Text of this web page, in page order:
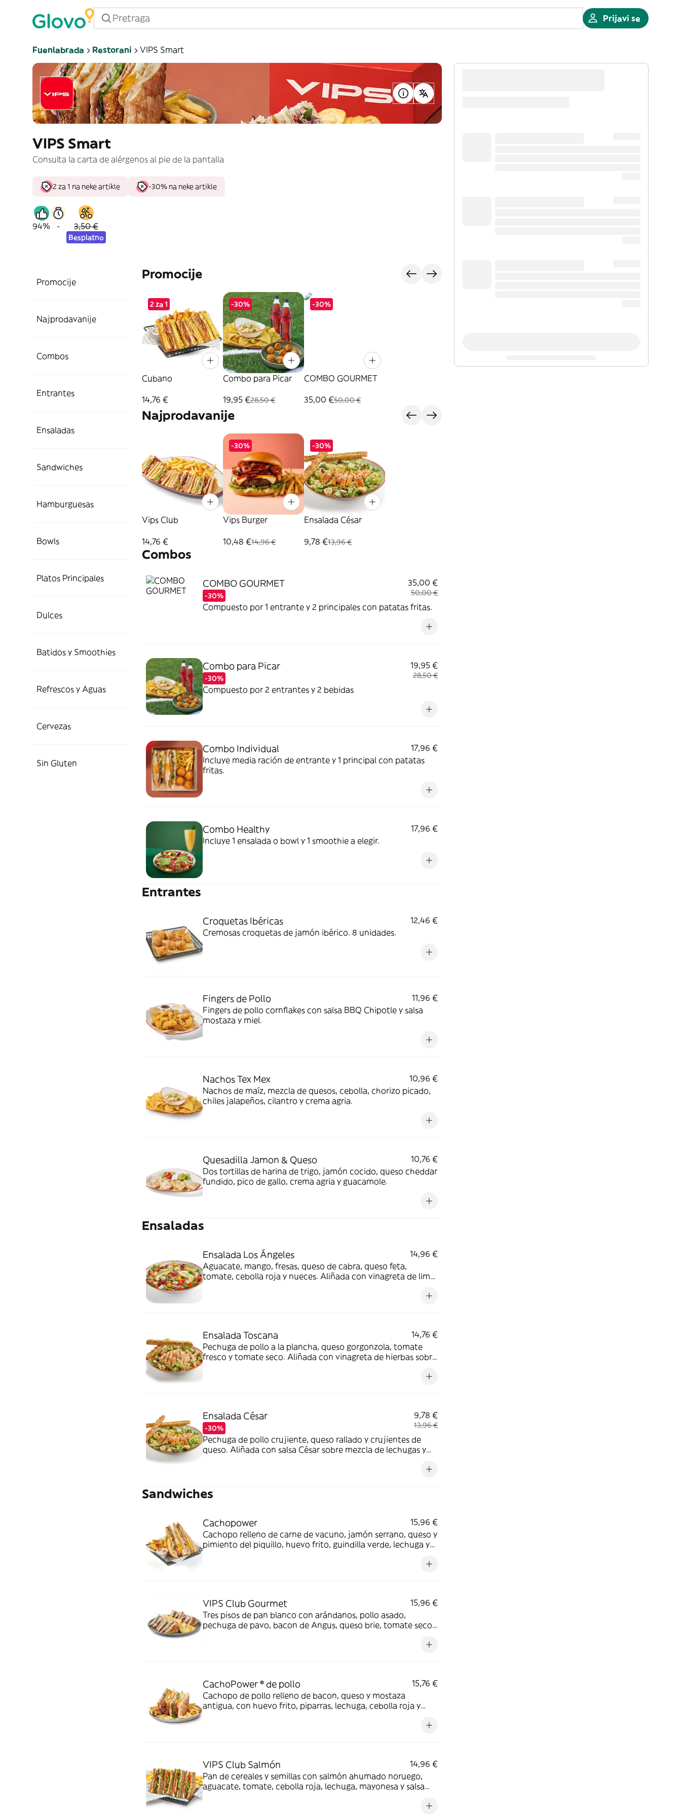
Prijavi se
Fuenlabrada Restorani VIPS Smart
VIPS Smart
Consulta la carta de alérgenos al pie de la pantalla
2 za 1 na neke artikle -30% na neke artikle
94% - 3,50 €
Besplatno
Promocije
Najprodavanije
Combos
Entrantes
Ensaladas
Sandwiches
Hamburguesas
Bowls
Platos Principales
Dulces
Batidos y Smoothies
Refrescos y Aguas
Cervezas
Sin Gluten
Promocije
2 za 1
Cubano
14,76 €
-30%
Combo para Picar
19,95 €28,50 €
-30%
COMBO GOURMET
35,00 €50,00 €
Najprodavanije
Vips Club
14,76 €
-30%
Vips Burger
10,48 €14,96 €
-30%
Ensalada César
9,78 €13,96 €
Combos
COMBO GOURMET
-30%
35,00 €
50,00 €
Compuesto por 1 entrante y 2 principales con patatas fritas.
Combo para Picar
-30%
19,95 €
28,50 €
Compuesto por 2 entrantes y 2 bebidas
Combo Individual
17,96 €
Incluye media ración de entrante y 1 principal con patatas
fritas.
Combo Healthy
17,96 €
Incluye 1 ensalada o bowl y 1 smoothie a elegir.
Entrantes
Croquetas Ibéricas
12,46 €
Cremosas croquetas de jamón ibérico. 8 unidades.
Fingers de Pollo
11,96 €
Fingers de pollo cornflakes con salsa BBQ Chipotle y salsa
mostaza y miel.
Nachos Tex Mex
10,96 €
Nachos de maíz, mezcla de quesos, cebolla, chorizo picado,
chiles jalapeños, cilantro y crema agria.
Quesadilla Jamon & Queso
10,76 €
Dos tortillas de harina de trigo, jamón cocido, queso cheddar
fundido, pico de gallo, crema agria y guacamole.
Ensaladas
Ensalada Los Ángeles
14,96 €
Aguacate, mango, fresas, queso de cabra, queso feta,
tomate, cebolla roja y nueces. Aliñada con vinagreta de lima
Ensalada Toscana
14,76 €
Pechuga de pollo a la plancha, queso gorgonzola, tomate
fresco y tomate seco. Aliñada con vinagreta de hierbas sobre
Ensalada César
-30%
9,78 €
13,96 €
Pechuga de pollo crujiente, queso rallado y crujientes de
queso. Aliñada con salsa César sobre mezcla de lechugas y
Sandwiches
Cachopower
15,96 €
Cachopo relleno de carne de vacuno, jamón serrano, queso y
pimiento del piquillo, huevo frito, guindilla verde, lechuga y
VIPS Club Gourmet
15,96 €
Tres pisos de pan blanco con arándanos, pollo asado,
pechuga de pavo, bacon de Angus, queso brie, tomate seco,
CachoPower ® de pollo
15,76 €
Cachopo de pollo relleno de bacon, queso y mostaza
antigua, con huevo frito, piparras, lechuga, cebolla roja y
VIPS Club Salmón
14,96 €
Pan de cereales y semillas con salmón ahumado noruego,
aguacate, tomate, cebolla roja, lechuga, mayonesa y salsa